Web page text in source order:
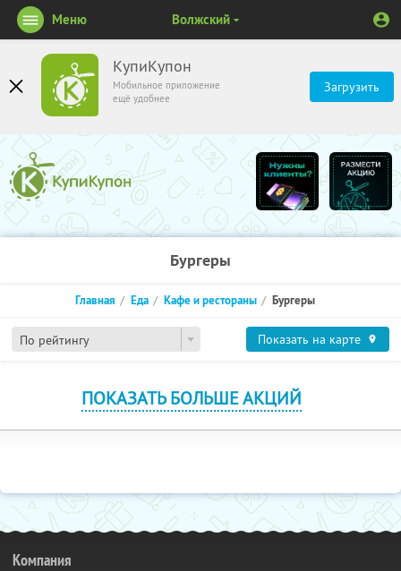
КупиКупон
Мобильное приложение
ещё удобнее
Загрузить
Меню Волжский
Бургеры
По рейтингу
Главная Еда Кафе и рестораны Бургеры
Показать на карте
ПОКАЗАТЬ БОЛЬШЕ АКЦИЙ
Компания